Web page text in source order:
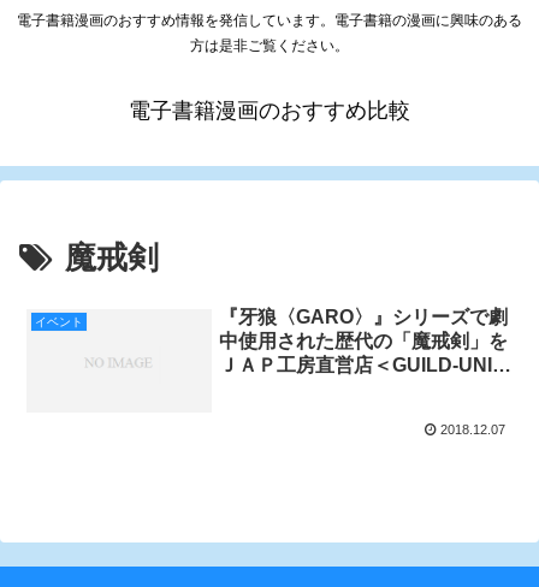
電子書籍漫画のおすすめ情報を発信しています。電子書籍の漫画に興味のある
方は是非ご覧ください。
電子書籍漫画のおすすめ比較
魔戒剣
イベント
『牙狼〈GARO〉』シリーズで劇
中使用された歴代の「魔戒剣」を
ＪＡＰ工房直営店＜GUILD-UNIT
2018.12.07